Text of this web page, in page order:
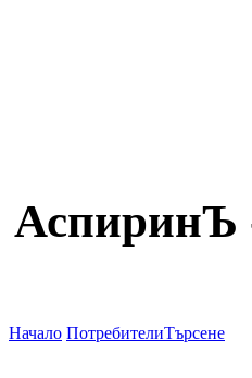
АспиринЪ
Начало ПотребителиТърсене